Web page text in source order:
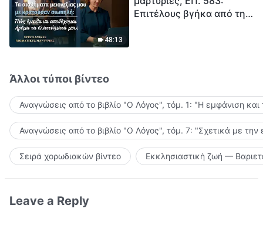
48:13
Επιτέλους βγήκα από τη
Άλλοι τύποι βίντεο
Αναγνώσεις από το βιβλίο "Ο Λόγος", τόμ. 1: "Η εμφάνιση
Αναγνώσεις από το βιβλίο "Ο Λόγος", τόμ. 7: "Σχετικά με την
Σειρά χορωδιακών βίντεο Εκκλησιαστική ζωή —
Leave a Reply